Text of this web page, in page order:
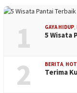
1 GAYA HIDUP
5 Wisata
2 BERITA HOT
Terima